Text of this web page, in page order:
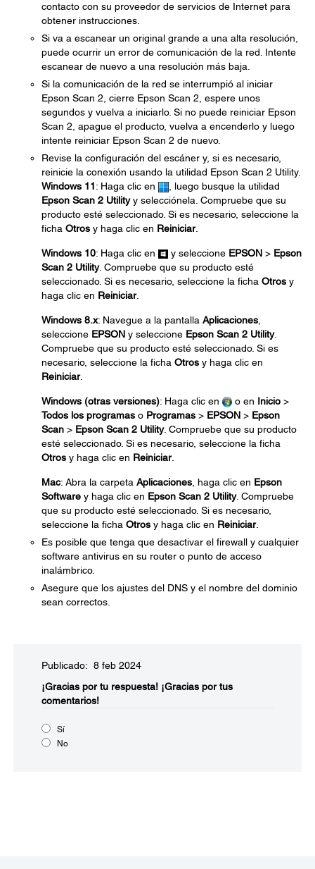
contacto con su proveedor de servicios de Internet para
obtener instrucciones.
Si va a escanear un original grande a una alta resolución,
puede ocurrir un error de comunicación de la red. Intente
escanear de nuevo a una resolución más baja.
Si la comunicación de la red se interrumpió al iniciar
Epson Scan 2, cierre Epson Scan 2, espere unos
segundos y vuelva a iniciarlo. Si no puede reiniciar Epson
Scan 2, apague el producto, vuelva a encenderlo y luego
intente reiniciar Epson Scan 2 de nuevo.
Revise la configuración del escáner y, si es necesario,
reinicie la conexión usando la utilidad Epson Scan 2 Utility.
Windows 11: Haga clic en
, luego busque la utilidad
Epson Scan 2 Utilityy selecciónela. Compruebe que su
producto esté seleccionado. Si es necesario, seleccione la
ficha Otros y haga clic en Reiniciar.
Windows 10: Haga clic en y seleccione EPSON > Epson
Scan 2 Utility. Compruebe que su producto esté
seleccionado. Si es necesario, seleccione la ficha Otros y
haga clic en Reiniciar.
Windows 8.x: Navegue a la pantalla Aplicaciones
seleccione EPSON y seleccione Epson Scan 2 Utility.
Compruebe que su producto esté seleccionado. Si es
necesario, seleccione la ficha Otros y haga clic en
Reiniciar.
Windows (otras versiones): Haga clic en o en Inicio >
Todos los programas o Programas > EPSON > Epson
Scan > Epson Scan 2 Utility. Compruebe que su producto
esté seleccionado. Si es necesario, seleccione la ficha
Otros y haga clic en Reiniciar.
Mac: Abra la carpeta Aplicaciones , haga clic en Epson
Software y haga clic en Epson Scan 2 Utility. Compruebe
que su producto esté seleccionado. Si es necesario,
seleccione la ficha Otros y haga clic en Reiniciar.
Es posible que tenga que desactivar el firewall y cualquier
software antivirus en su router o punto de acceso
inalámbrico.
Asegure que los ajustes del DNS y el nombre del dominio
sean correctos.
Publicado: 8 feb 2024
¡Gracias por tu respuesta! ¡Gracias por tus
comentarios!
Sí
No